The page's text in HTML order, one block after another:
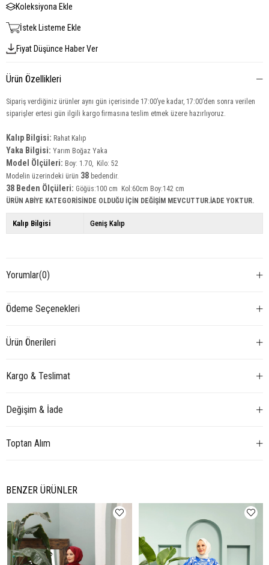
Koleksiyona Ekle
İstek Listeme Ekle
Fiyat Düşünce Haber Ver
Ürün Özellikleri
Sipariş verdiğiniz ürünler aynı gün içerisinde 17:00’ye kadar, 17:00’den sonra verilen
siparişler ertesi gün ilgili kargo firmasına teslim etmek üzere hazırlıyoruz.
Kalıp Bilgisi: Rahat Kalıp
Yaka Bilgisi: Yarım Boğaz Yaka
Model Ölçüleri: Boy: 1.70, Kilo: 52
Modelin üzerindeki ürün 38 bedendir.
38 Beden Ölçüleri: Göğüs:100 cm Kol:60cm Boy:142 cm
ÜRÜN ABİYE KATEGORİSİNDE OLDUĞU İÇİN DEĞİŞİM MEVCUTTUR.İADE YOKTUR.
Kalıp Bilgisi Geniş Kalıp
Yorumlar(0)
Ödeme Seçenekleri
Ürün Önerileri
Kargo & Teslimat
Değişim & İade
Toptan Alım
BENZER ÜRÜNLER